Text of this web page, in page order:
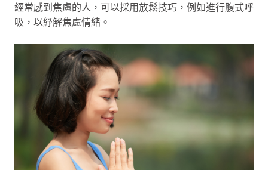
經常感到焦慮的人，可以採用放鬆技巧，例如進行腹式呼
吸，以紓解焦慮情緒。